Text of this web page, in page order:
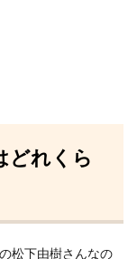
どれくら
松下由樹さんなの